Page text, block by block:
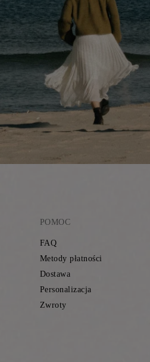
POMOC
FAQ
Metody płatności
Dostawa
Personalizacja
Zwroty